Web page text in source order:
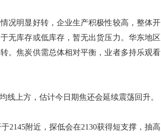
明显好转，企业生产积极性较高，整体开
无库存或低库存，暂无出货压力。华东地区
。焦炭供需总体相对平衡，业者多持乐观看
上方，估计今日期焦还会延续震荡回升。
附近，探低会在2130获得短支撑，抽高